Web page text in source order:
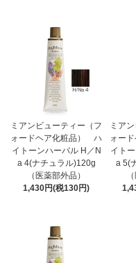
ミアンビューティー（フ
ォードヘア化粧品） ハ
イトーンハーバル H／N
a 4(ナチュラル)120g
（医薬部外品）
1,430円(税130円)
ミア
ォー
イト
a 5(